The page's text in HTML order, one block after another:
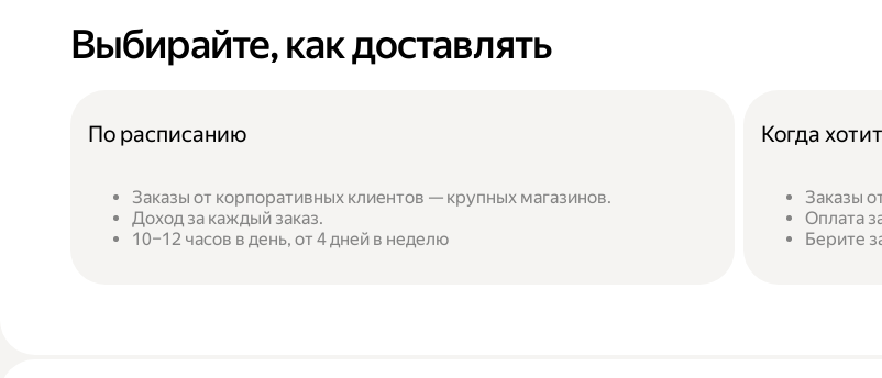
Выбирайте, как доставлять
По расписанию
Заказы от корпоративных клиентов — крупных магазинов.
Доход за каждый заказ.
10–12 часов в день, от 4 дней в неделю
Когда
Заказы
Оплата
Берите